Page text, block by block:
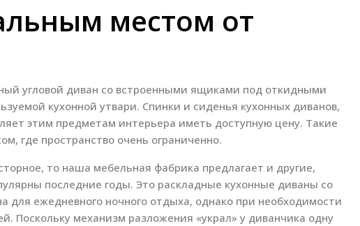
местом от
угловой диван со встроенными ящиками под откидными
кухонной утвари. Спинки и сиденья кухонных диванов,
этим предметам интерьера иметь доступную цену. Такие
где пространство очень ограниченно.
то наша мебельная фабрика предлагает и другие,
последние годы. Это раскладные кухонные диваны со
для ежедневного ночного отдыха, однако при необходимости
Поскольку механизм разложения «украл» у диванчика одну